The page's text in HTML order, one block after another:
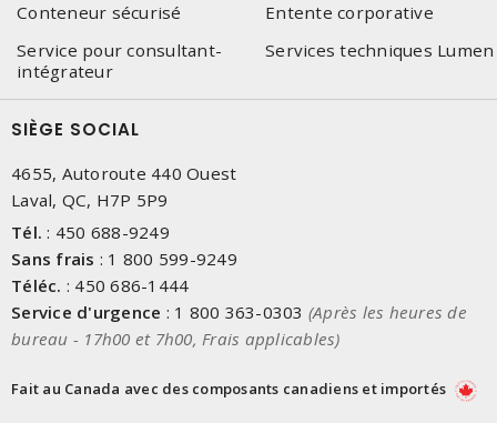
Conteneur sécurisé
Entente corporative
Service pour consultant-
intégrateur
Services techniques Lumen
SIÈGE SOCIAL
4655, Autoroute 440 Ouest
Laval, QC, H7P 5P9
Tél. : 450 688-9249
Sans frais : 1 800 599-9249
Téléc. : 450 686-1444
Service d'urgence : 1 800 363-0303 (Après les heures de
bureau - 17h00 et 7h00, Frais applicables)
Fait au Canada avec des composants canadiens et importés